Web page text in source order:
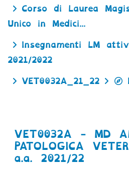
Corso di Laurea
Unico in Medici...
Insegnamenti LM
2021/2022
VET0032A_21_22
VET0032A - MD
PATOLOGICA
a.a. 2021/22